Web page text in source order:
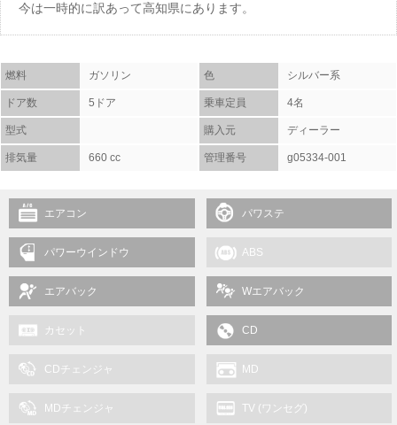
今は一時的に訳あって高知県にあります。
燃料 ガソリン 色 シルバー系
ドア数 5ドア 乗車定員 4名
型式 購入元 ディーラー
排気量 660 cc 管理番号 g05334-001
エアコン パワステ
パワーウインドウ ABS
エアバック Wエアバック
カセット CD
CDチェンジャ MD
MDチェンジャ TV (ワンセグ)